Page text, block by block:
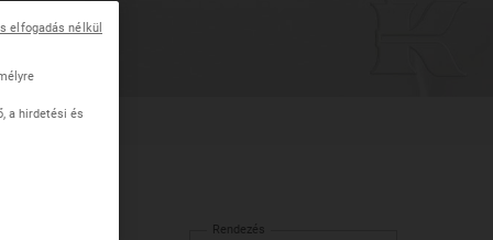
Rendezés
a hirdetési és
elfogadás nélkül